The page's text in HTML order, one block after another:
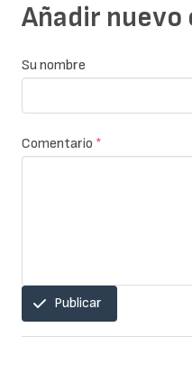
Añadir
Su nombre
Comentario *
Publicar